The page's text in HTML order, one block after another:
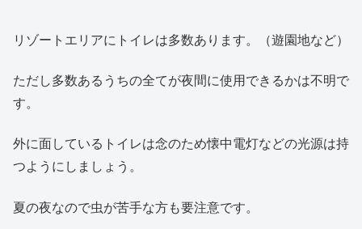
リゾートエリアにトイレは多数あります。（遊園地など）
ただし多数あるうちの全てが夜間に使用できるかは不明で
す。
外に面しているトイレは念のため懐中電灯などの光源は持
つようにしましょう。
夏の夜なので虫が苦手な方も要注意です。